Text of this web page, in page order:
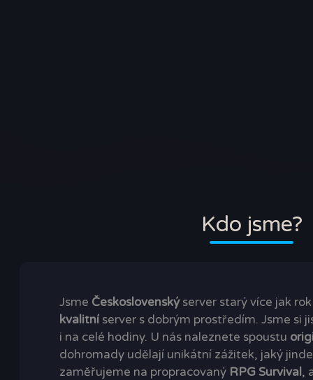
Kdo jsme?
Jsme Československýserver starý více jak
kvalitní server s dobrým prostředím. Jsme si
i na celé hodiny. U nás naleznete spoustu
dohromady udělají unikátní zážitek, jaký
zaměřujeme na propracovaný RPG Survival,